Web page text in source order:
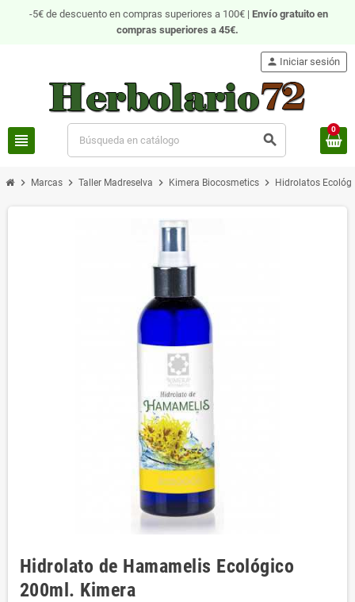
-5€ de descuento en compras superiores a 100€ | Envío gratuito en
compras superiores a 45€.
view_headline search
person Iniciar sesión
0
chevron_right Marcas chevron_right Taller Madreselva chevron_right Kimera Biocosmetics chevron_right Hidrolatos
Hidrolato de Hamamelis Ecológico
200ml. Kimera